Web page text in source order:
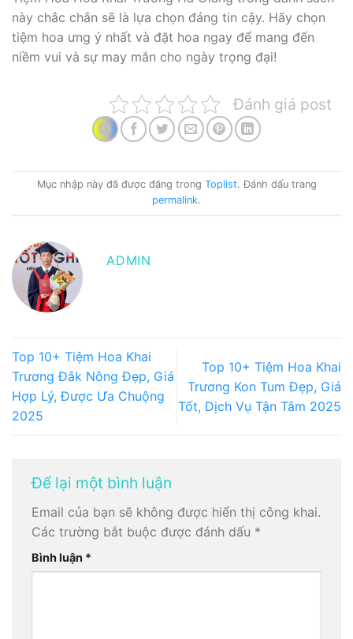
này chắc chắn sẽ là lựa chọn đáng tin cậy. Hãy chọn
tiệm hoa ưng ý nhất và đặt hoa ngay để mang đến
niềm vui và sự may mắn cho ngày trọng đại!
Đánh giá post
Mục nhập này đã được đăng trong Toplist. Đánh dấu trang
permalink.
ADMIN
Top 10+ Tiệm Hoa Khai
Trương Đắk Nông Đẹp, Giá
Hợp Lý, Được Ưa Chuộng
2025
Top 10+ Tiệm Hoa Khai
Trương Kon Tum Đẹp, Giá
Tốt, Dịch Vụ Tận Tâm 2025
Để lại một bình luận
Email của bạn sẽ không được hiển thị công khai.
Các trường bắt buộc được đánh dấu *
Bình luận *